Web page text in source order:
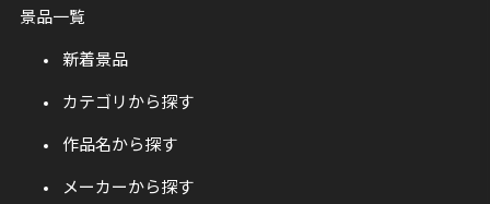
景品一覧
新着景品
カテゴリから探す
作品名から探す
メーカーから探す